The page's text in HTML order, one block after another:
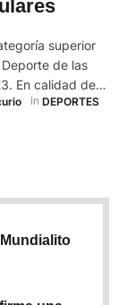
superior
de las
En calidad de
de campeón en
In DEPORTES